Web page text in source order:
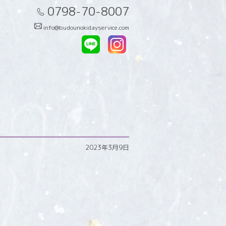
0798-70-8007
info@budounokidayservice.com
2023年3月9日